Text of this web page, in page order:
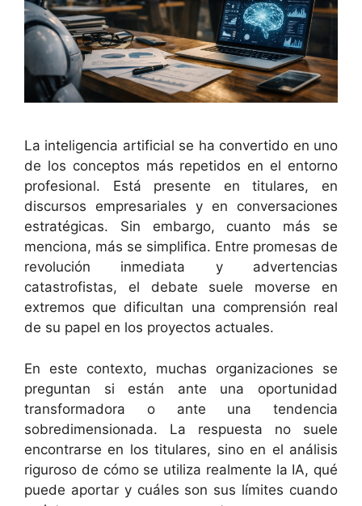
La inteligencia artificial se ha convertido en uno
de los conceptos más repetidos en el entorno
profesional. Está presente en titulares, en
discursos empresariales y en conversaciones
estratégicas. Sin embargo, cuanto más se
menciona, más se simplifica. Entre promesas de
revolución inmediata y advertencias
catastrofistas, el debate suele moverse en
extremos que dificultan una comprensión real
de su papel en los proyectos actuales.
En este contexto, muchas organizaciones se
preguntan si están ante una oportunidad
transformadora o ante una tendencia
sobredimensionada. La respuesta no suele
encontrarse en los titulares, sino en el análisis
riguroso de cómo se utiliza realmente la IA, qué
puede aportar y cuáles son sus límites cuando